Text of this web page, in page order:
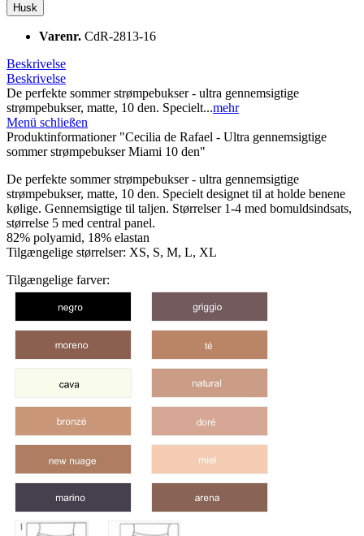
Husk
Varenr. CdR-2813-16
Beskrivelse
Beskrivelse
De perfekte sommer strømpebukser - ultra gennemsigtige
strømpebukser, matte, 10 den. Specielt...mehr
Menü schließen
Produktinformationer "Cecilia de Rafael - Ultra gennemsigtige
sommer strømpebukser Miami 10 den"
De perfekte sommer strømpebukser - ultra gennemsigtige
strømpebukser, matte, 10 den. Specielt designet til at holde benene
kølige. Gennemsigtige til taljen. Størrelser 1-4 med bomuldsindsats,
størrelse 5 med central panel.
82% polyamid, 18% elastan
Tilgængelige størrelser: XS, S, M, L, XL
Tilgængelige farver: